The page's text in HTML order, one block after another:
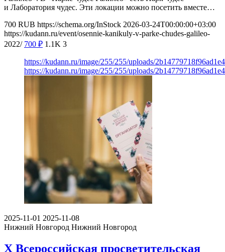
и Лаборатория чудес. Эти локации можно посетить вместе…
700 RUB https://schema.org/InStock 2026-03-24T00:00:00+03:00
https://kudann.ru/event/osennie-kanikuly-v-parke-chudes-galileo-
2022/ 700 ₽ 1.1K 3
https://kudann.ru/image/255/255/uploads/
https://kudann.ru/image/255/255/uploads/
2025-11-01 2025-11-08
Нижний Новгород Нижний Новгород
X Всероссийская просветительская